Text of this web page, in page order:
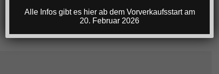
Alle Infos gibt es hier ab dem Vorverkaufsstart am
20. Februar 2026